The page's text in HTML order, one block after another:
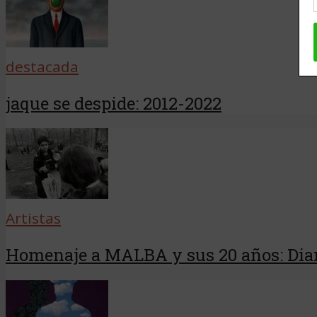
destacada
jaque se despide: 2012-2022
Artistas
Homenaje a MALBA y sus 20 años: